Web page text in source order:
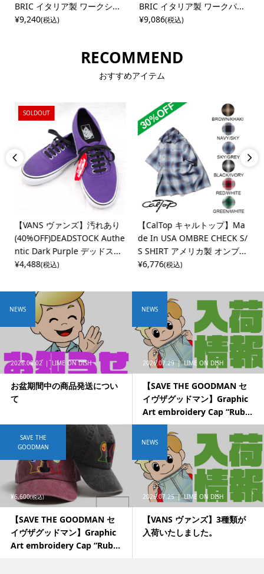
BRIC イタリア製 ワークシ...
¥9,240(税込)
BRIC イタリア製 ワークパ...
¥9,086(税込)
RECOMMEND
おすすめアイテム

SOLDOUT
【VANS ヴァンズ】汚れあり
(40%OFF)DEADSTOCK Authe
ntic Dark Purple デッドス...
¥4,488(税込)
【CalTop キャルトップ】Ma
de In USA OMBRE CHECK S/
S SHIRT アメリカ製 オンブ...
¥6,776(税込)

2026.08.02 LIME ON DISH
お盆期間中の商品発送につい
て
NEWS
2026.07.29 LIME ON DISH
【SAVE THE GOODMAN セ
イヴザグッドマン】Graphic
Art embroidery Cap “Rub...
NEWS
¥6,600(税込)
【SAVE THE GOODMAN セ
イヴザグッドマン】Graphic
Art embroidery Cap “Rub...
SAVE THE
GOODMAN
2026.07.25 LIME ON DISH
【VANS ヴァンズ】3種類が
入荷いたしました。
NEWS